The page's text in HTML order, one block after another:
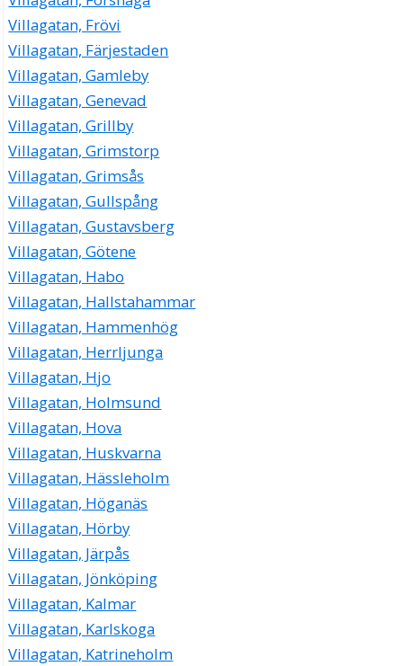
Villagatan, Frövi
Villagatan, Färjestaden
Villagatan, Gamleby
Villagatan, Genevad
Villagatan, Grillby
Villagatan, Grimstorp
Villagatan, Grimsås
Villagatan, Gullspång
Villagatan, Gustavsberg
Villagatan, Götene
Villagatan, Habo
Villagatan, Hallstahammar
Villagatan, Hammenhög
Villagatan, Herrljunga
Villagatan, Hjo
Villagatan, Holmsund
Villagatan, Hova
Villagatan, Huskvarna
Villagatan, Hässleholm
Villagatan, Höganäs
Villagatan, Hörby
Villagatan, Järpås
Villagatan, Jönköping
Villagatan, Kalmar
Villagatan, Karlskoga
Villagatan, Katrineholm